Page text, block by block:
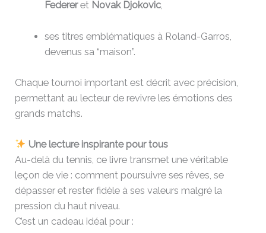
Federeret Novak Djokovic,
ses titres emblématiques à Roland-Garros,
devenus sa “maison”.
Chaque tournoi important est décrit avec précision,
permettant au lecteur de revivre les émotions des
grands matchs.
Une lecture inspirante pour tous
Au-delà du tennis, ce livre transmet une véritable
leçon de vie : comment poursuivre ses rêves, se
dépasser et rester fidèle à ses valeurs malgré la
pression du haut niveau.
C’est un cadeau idéal pour :